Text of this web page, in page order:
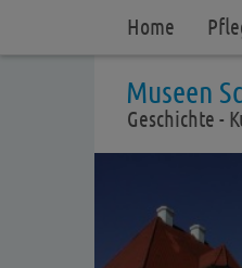
Home
Museen
Geschichte -